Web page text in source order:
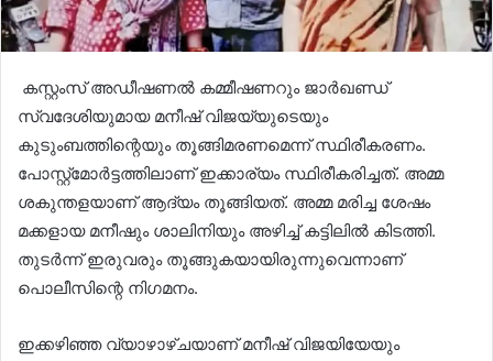
കസ്റ്റംസ് അഡീഷണല്‍ കമ്മീഷണറും ജാര്‍ഖണ്ഡ്
സ്വദേശിയുമായ മനീഷ് വിജയ്‌യുടെയും
കുടുംബത്തിന്റെയും തൂങ്ങിമരണമെന്ന് സ്ഥിരീകരണം.
പോസ്റ്റ്‌മോര്‍ട്ടത്തിലാണ് ഇക്കാര്യം സ്ഥിരീകരിച്ചത്. അമ്മ
ശകുന്തളയാണ് ആദ്യം തൂങ്ങിയത്. അമ്മ മരിച്ച ശേഷം
മക്കളായ മനീഷും ശാലിനിയും അഴിച്ച് കട്ടിലില്‍ കിടത്തി.
തുടര്‍ന്ന് ഇരുവരും തൂങ്ങുകയായിരുന്നുവെന്നാണ്
പൊലീസിന്റെ നിഗമനം.
ഇക്കഴിഞ്ഞ വ്യാഴാഴ്ചയാണ് മനീഷ് വിജയിയേയും